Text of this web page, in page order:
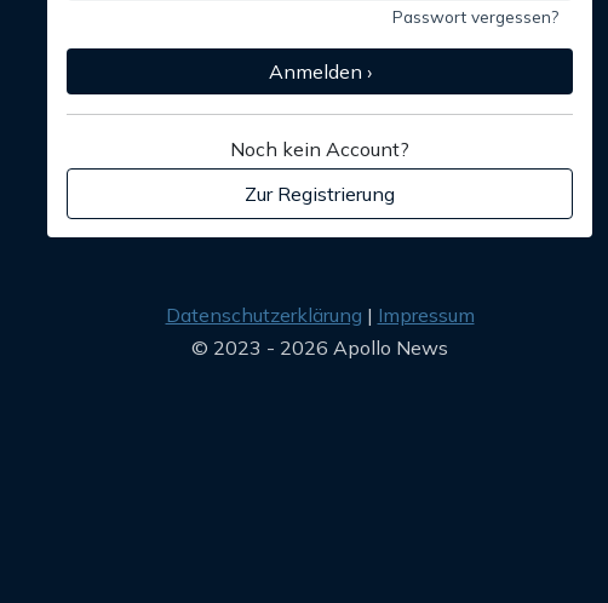
Passwort vergessen?
Anmelden ›
Noch kein Account?
Zur Registrierung
Datenschutzerklärung
Impressum
© 2023 - 2026 Apollo News